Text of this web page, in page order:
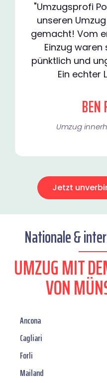
"Umzugsprofi
unseren
gemacht! Vom
Einzug
pünktlich und
Ein echter
BEN
Umzug
Jetzt
Nationale &
UMZUG MIT
VON
Ancona
Cagliari
Forli
Mailand